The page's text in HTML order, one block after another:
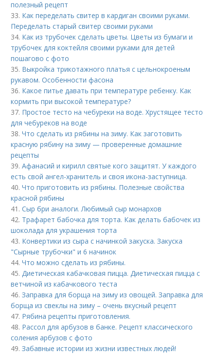
полезный рецепт
33. Как переделать свитер в кардиган своими руками.
Переделать старый свитер своими руками
34. Как из трубочек сделать цветы. Цветы из бумаги и
трубочек для коктейля своими руками для детей
пошагово с фото
35. Выкройка трикотажного платья с цельнокроеным
рукавом. Особенности фасона
36. Какое питье давать при температуре ребенку. Как
кормить при высокой температуре?
37. Простое тесто на чебуреки на воде. Хрустящее тесто
для чебуреков на воде
38.Что сделать из рябины на зиму. Как заготовить
красную рябину на зиму — проверенные домашние
рецепты
39.Афанасий и кирилл святые кого защитят. У каждого
есть свой ангел-хранитель и своя икона-заступница.
40.Что приготовить из рябины. Полезные свойства
красной рябины
41.Сыр бри аналоги. Любимый сыр монархов
42. Трафарет бабочка для торта. Как делать бабочек из
шоколада для украшения торта
43. Конвертики из сыра с начинкой закуска. Закуска
"Сырные трубочки" и 6 начинок
44.Что можно сделать из рябины.
45.Диетическая кабачковая пицца. Диетическая пицца с
ветчиной из кабачкового теста
46.Заправка для борща на зиму из овощей. Заправка для
борща из свеклы на зиму – очень вкусный рецепт
47. Рябина рецепты приготовления.
48. Рассол для арбузов в банке. Рецепт классического
соления арбузов с фото
49.Забавные истории из жизни известных людей!